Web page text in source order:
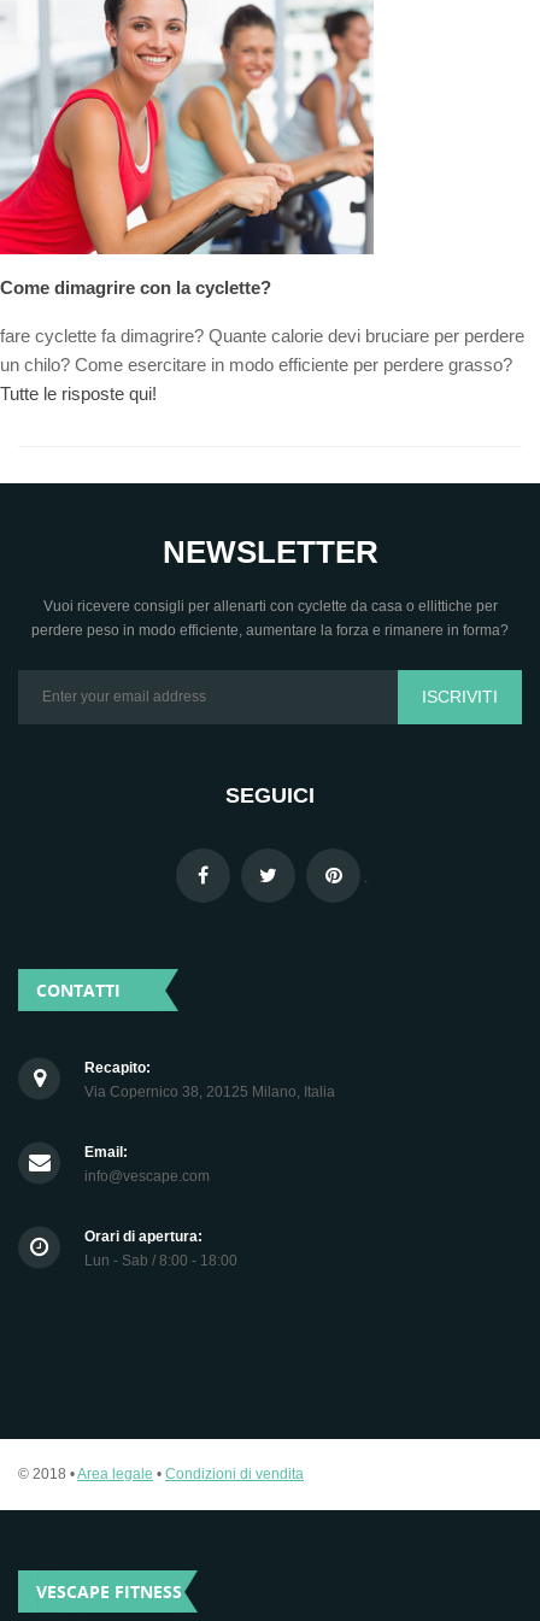
Come dimagrire con la cyclette?
fare cyclette fa dimagrire? Quante calorie devi bruciare per perdere
un chilo? Come esercitare in modo efficiente per perdere grasso?
Tutte le risposte qui!
NEWSLETTER
Vuoi ricevere consigli per allenarti con cyclette da casa o ellittiche per
perdere peso in modo efficiente, aumentare la forza e rimanere in forma?
ISCRIVITI
SEGUICI
.
CONTATTI
Recapito:
Via Copernico 38, 20125 Milano, Italia
Email:
info@vescape.com
Orari di apertura:
Lun - Sab / 8:00 - 18:00
© 2018 •Area legale • Condizioni di vendita
VESCAPE FITNESS